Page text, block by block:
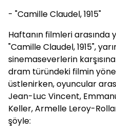
- "Camille Claudel, 1915"
Haftanın filmleri arasında
"Camille Claudel, 1915",
sinemaseverlerin
dram türündeki filmin
üstlenirken, oyuncular
Jean-Luc Vincent,
Keller, Armelle Leroy-
şöyle: